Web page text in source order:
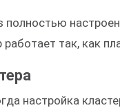
полностью
так, как
настройка